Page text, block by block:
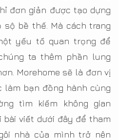
đơn giản được tạo dựng
bề thế. Mà cách trang
yếu tố quan trọng để
ta thêm phần lung
Morehome sẽ là đơn vị
làm bạn đồng hành cùng
tìm kiếm không gian
bài viết dưới đây để tham
nhà của mình trở nên